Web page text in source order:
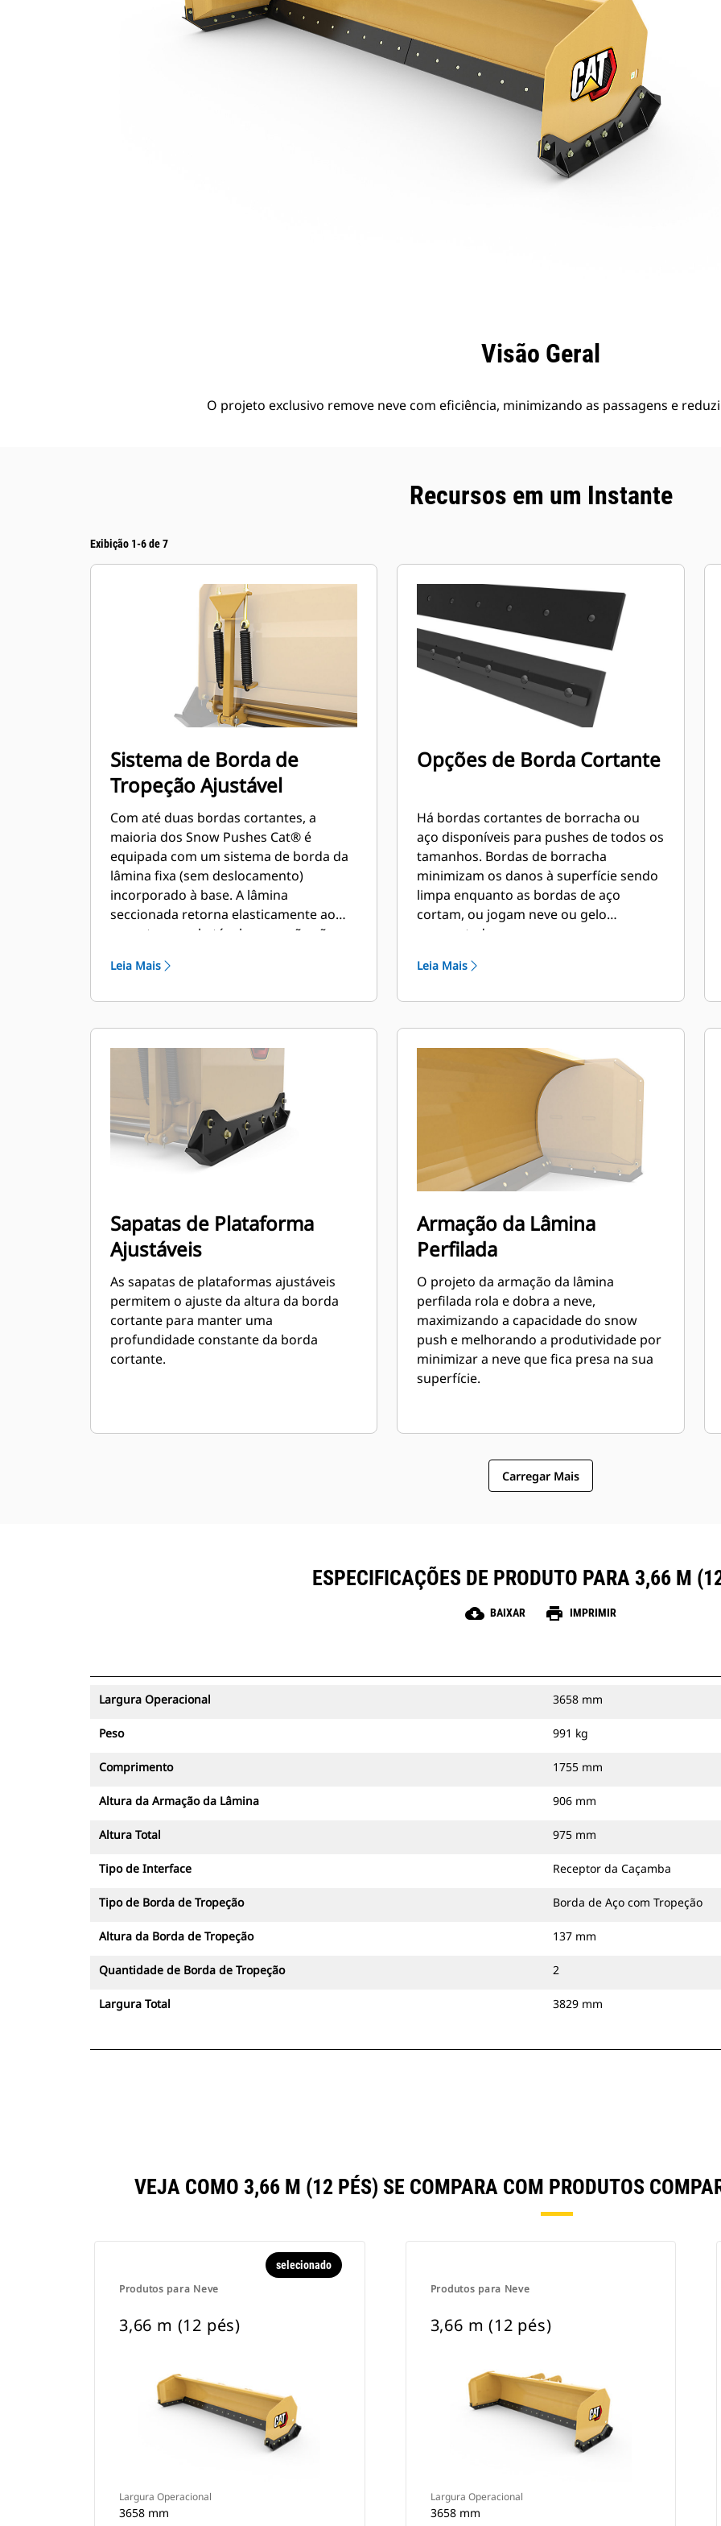
Visão Geral
O projeto exclusivo remove neve com eficiência, minimizando as passagens e
Recursos em um Instante
Exibição 1-6 de 7
Sistema de Borda de
Tropeção Ajustável
Com até duas bordas cortantes, a
maioria dos Snow Pushes Cat® é
equipada com um sistema de borda da
lâmina fixa (sem deslocamento)
incorporado à base. A lâmina
seccionada retorna elasticamente ao
encostar em obstáculos que não são
Snow Push e à máquina. Uma opção de
pés), 3,2 m (10 pés) e 3,8 m (12 pés) que
se ajustam a todos os modelos que
utilizam um Acoplador de
Minicarregadeira.
Leia Mais
Opções de Borda Cortante
Há bordas cortantes de borracha ou
aço disponíveis para pushes de todos os
tamanhos. Bordas de borracha
minimizam os danos à superfície sendo
limpa enquanto as bordas de aço
cortam, ou jogam neve ou gelo
compactados.
Leia Mais
Sapatas de Plataforma
Ajustáveis
As sapatas de plataformas ajustáveis
permitem o ajuste da altura da borda
cortante para manter uma
profundidade constante da borda
cortante.
Armação da Lâmina
Perfilada
O projeto da armação da lâmina
perfilada rola e dobra a neve,
maximizando a capacidade do snow
push e melhorando a produtividade por
minimizar a neve que fica presa na sua
superfície.
Carregar Mais
ESPECIFICAÇÕES DE PRODUTO PARA 3,66 M
cloud_download BAIXAR print IMPRIMIR
Largura Operacional 3658 mm
Peso 991 kg
Comprimento 1755 mm
Altura da Armação da Lâmina 906 mm
Altura Total 975 mm
Tipo de Interface Receptor da Caçamba
Tipo de Borda de Tropeção Borda de Aço com Tropeção
Altura da Borda de Tropeção 137 mm
Quantidade de Borda de Tropeção 2
Largura Total 3829 mm
VEJA COMO 3,66 M (12 PÉS) SE COMPARA COM PRODUTOS
Produtos para Neve
selecionado
3,66 m (12 pés)
Largura Operacional
3658 mm
Produtos para Neve
3,66 m (12 pés)
Largura Operacional
3658 mm